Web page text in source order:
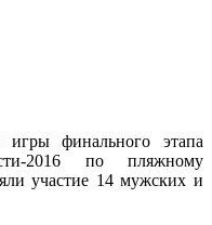
финального этапа
2016 по пляжному
участие 14 мужских и